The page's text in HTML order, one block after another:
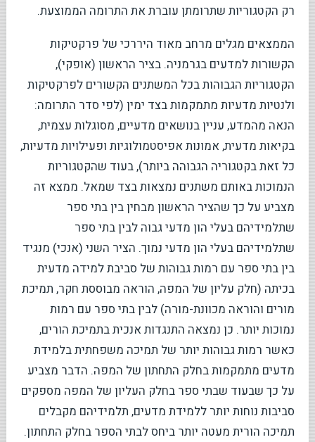
רק הקטגוריות שתרומתן עוברת את התרומה הממוצעת.
הממצאים מגלים מרחב מאוד היררכי של פרקטיקות
הקשורות למדעים בגרמניה. בציר הראשון (אופקי),
הקטגוריות הגבוהות בכל המשתנים הקשורים לפרקטיקות
ולנטיות מדעיות מתמקמות בצד ימין (לפי סדר התרומה:
הנאה מהמדע, עניין בנושאים מדעיים, מסוגלות עצמית,
בקיאות מדעית, אמונות אפיסטמולוגיות ופעילויות מדעיות,
כל זאת בקטגוריה הגבוהה ביותר), בעוד שהקטגוריות
הנמוכות באותם משתנים נמצאות בצד שמאל. ממצא זה
מצביע על כך שהציר הראשון מבחין בין בתי ספר
שתלמידיהם בעלי הון מדעי גבוה לבין בתי ספר
שתלמידיהם בעלי הון מדעי נמוך. הציר השני (אנכי) מנגיד
בין בתי ספר עם רמות גבוהות של סביבת למידה מדעית
בכיתה (חלק עליון של המפה, הוראה מבוססת חקר, תמיכת
מורים והוראה מכוונת-מורה) לבין בתי ספר עם רמות
נמוכות יותר. כן נמצאה התנגדות אנכית בתמיכת הורים,
כאשר רמות גבוהות יותר של תמיכה משפחתית בלמידת
מדעים מתמקמות בחלק התחתון של המפה. הדבר מצביע
על כך שבעוד שבתי ספר בחלק העליון של המפה מספקים
סביבות נוחות יותר ללמידת מדעים, תלמידיהם מקבלים
תמיכה הורית מעטה יותר ביחס לבתי הספר בחלק התחתון.